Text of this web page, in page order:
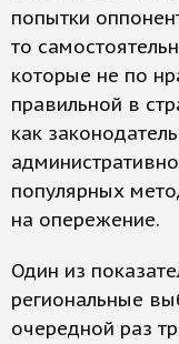
попытки
то
которые не по
правильной в
как
популярных
на опережение.
Один из
региональные
очередной раз